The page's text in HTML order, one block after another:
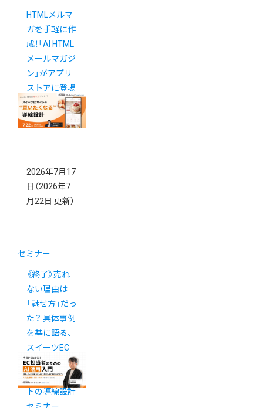
HTMLメルマ
ガを手軽に作
成！「AI HTML
メールマガジ
ン」がアプリ
ストアに登場
2026年7月17
日 （2026年7
月22日 更新）
セミナー
《終了》売れ
ない理由は
「魅せ方」だっ
た？ 具体事例
を基に語る、
スイーツEC
の「買いたく
なる」ECサイ
トの導線設計